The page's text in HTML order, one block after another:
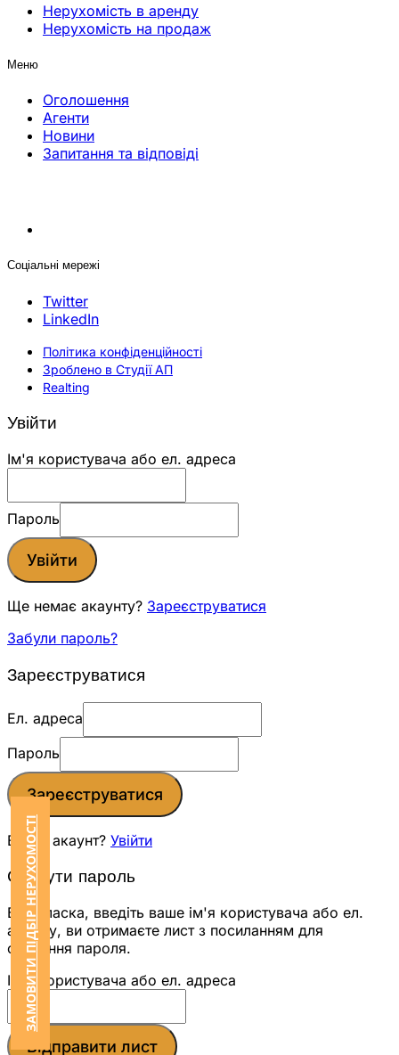
Нерухомість в аренду
Нерухомість на продаж
Меню
Оголошення
Агенти
Новини
Запитання та відповіді
Соціальні мережі
Twitter
LinkedIn
Політика конфіденційності
Зроблено в Студії АП
Realting
ЗАМОВИТИ ПІДБІР НЕРУХОМОСТІ
Увійти
Ім'я користувача або ел. адреса
Пароль
Увійти
Ще немає акаунту? Зареєструватися
Забули пароль?
Зареєструватися
Ел. адреса
Пароль
Зареєструватися
Вже є акаунт? Увійти
Скинути пароль
Будь ласка, введіть ваше ім'я користувача або ел.
адресу, ви отримаєте лист з посиланням для
скидання пароля.
Ім'я користувача або ел. адреса
Відправити лист